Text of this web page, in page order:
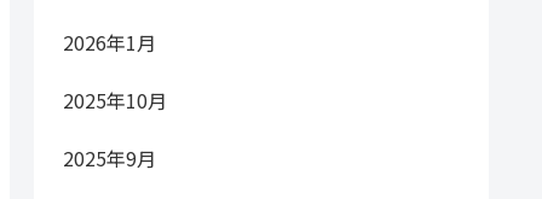
2026年1月
2025年10月
2025年9月